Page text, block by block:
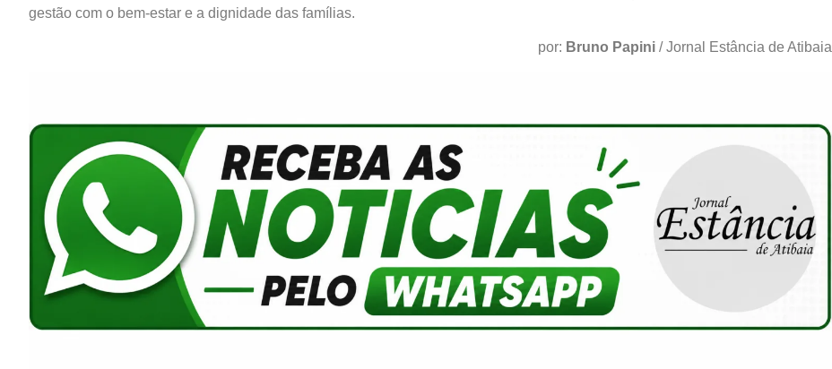
gestão com o bem-estar e a dignidade das famílias.
por: Bruno Papini / Jornal Estância de Atibaia